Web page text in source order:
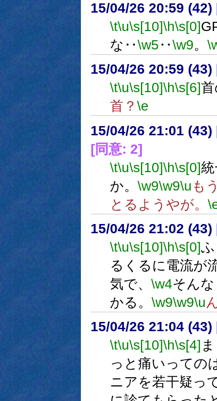
15/04/26 20:59 (42)
\t\u\s[10]\h\s[0]
な‥\w5‥\w9。
15/04/26 20:59 (43)
\t\u\s[10]\h\s[6]
首？ \e
15/04/26 21:01 (43)
[同意: 2]
\t\u\s[10]\h\s[0]
か。 \w9\w9\u も
とるようやが。
15/04/26 21:02 (43)
\t\u\s[10]\h\s[0]
るくるに電流が
気で、 \w4そん
かる。 \w9\w9\u
15/04/26 21:04 (43)
\t\u\s[10]\h\s[4]
っと痛いっての
ニアを若干疑っ